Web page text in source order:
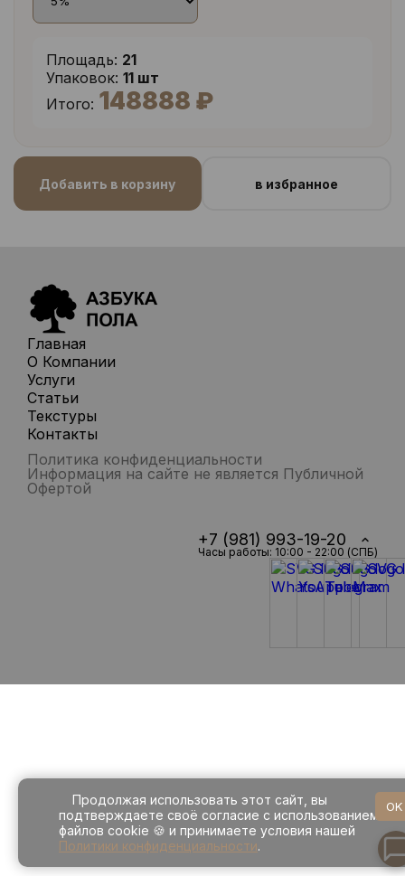
Площадь: 21
Упаковок: 11 шт
Итого: 148888 ₽
Добавить в корзину в избранное
Главная
О Компании
Услуги
Статьи
Текстуры
Контакты
Политика конфиденциальности
Информация на сайте не является Публичной
Офертой
+7 (981) 993-19-20
Часы работы: 10:00 - 22:00 (СПБ)
Продолжая использовать этот сайт, вы
подтверждаете своё согласие с использованием
файлов cookie 🍪 и принимаете условия нашей
Политики конфиденциальности.
OK